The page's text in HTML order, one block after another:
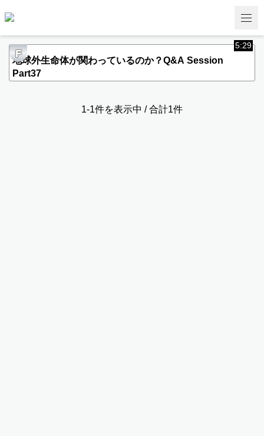
F
5:29
地球外生命体が関わっているのか？Q&A Session
Part37
1-1件を表示中 / 合計1件